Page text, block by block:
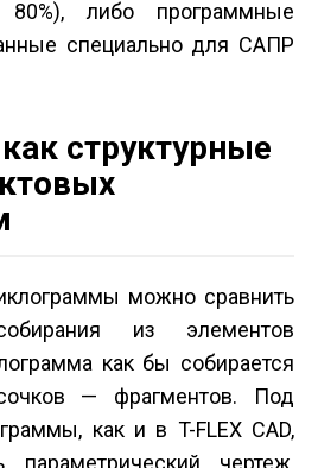
либо программные
специально для САПР
структурные
можно сравнить
из элементов
как бы собирается
— фрагментов. Под
как и в T-FLEX CAD,
параметрический чертеж,